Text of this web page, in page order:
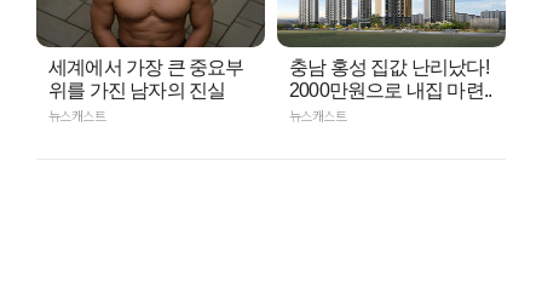
세계에서 가장 큰 중요부
위를 가진 남자의 진실
뉴스캐스트
충남 홍성 집값 난리났다!
2000만원으로 내집 마련..
뉴스캐스트